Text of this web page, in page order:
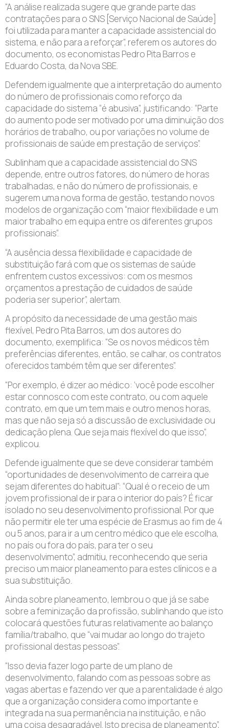
“A análise realizada sugere que grande parte das
contratações para o SNS [Serviço Nacional de Saúde]
foi utilizada para manter a capacidade assistencial do
sistema, e não para a reforçar”, referem os autores do
documento, os economistas Pedro Pita Barros e
Eduardo Costa, da Nova SBE.
Defendem igualmente que a interpretação do aumento
do número de profissionais como reforço da
capacidade do sistema “é abusiva”, justificando: “Parte
do aumento pode ser motivado por uma diminuição dos
horários de trabalho, ou por variações no volume de
profissionais de saúde em prestação de serviços”.
Sublinham que a capacidade assistencial do SNS
depende, entre outros fatores, do número de horas
trabalhadas, e não do número de profissionais, e
sugerem uma nova forma de gestão, testando novos
modelos de organização com “maior flexibilidade e um
maior trabalho em equipa entre os diferentes grupos
profissionais”.
“A ausência dessa flexibilidade e capacidade de
substituição fará com que os sistemas de saúde
enfrentem custos excessivos: com os mesmos
orçamentos a prestação de cuidados de saúde
poderia ser superior”, alertam.
A propósito da necessidade de uma gestão mais
flexível, Pedro Pita Barros, um dos autores do
documento, exemplifica: “Se os novos médicos têm
preferências diferentes, então, se calhar, os contratos
oferecidos também têm que ser diferentes”.
“Por exemplo, é dizer ao médico: ‘você pode escolher
estar connosco com este contrato, ou com aquele
contrato, em que um tem mais e outro menos horas,
mas que não seja só a discussão de exclusividade ou
dedicação plena. Que seja mais flexível do que isso”,
explicou.
Defende igualmente que se deve considerar também
“oportunidades de desenvolvimento de carreira que
sejam diferentes do habitual”: “Qual é o receio de um
jovem profissional de ir para o interior do país? É ficar
isolado no seu desenvolvimento profissional. Por que
não permitir ele ter uma espécie de Erasmus ao fim de 4
ou 5 anos, para ir a um centro médico que ele escolha,
no país ou fora do país, para ter o seu
desenvolvimento”, admitiu, reconhecendo que seria
preciso um maior planeamento para estes clínicos e a
sua substituição.
Ainda sobre planeamento, lembrou o que já se sabe
sobre a feminização da profissão, sublinhando que isto
colocará questões futuras relativamente ao balanço
família/trabalho, que “vai mudar ao longo do trajeto
profissional destas pessoas”.
“Isso devia fazer logo parte de um plano de
desenvolvimento, falando com as pessoas sobre as
vagas abertas e fazendo ver que a parentalidade é algo
que a organização considera como importante e
integrada na sua permanência na instituição, e não
uma coisa desagradável. Isto precisa de planeamento”,